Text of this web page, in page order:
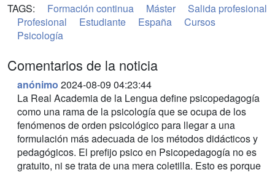
TAGS: Formación continua Máster
Salida profesional
Profesional
Estudiante España
Cursos
Psicología
Comentarios de la noticia
anónimo 2024-08-09 04:23:44
La Real Academia de la Lengua define psicopedagogía
como una rama de la psicología que se ocupa de los
fenómenos de orden psicológico para llegar a una
formulación más adecuada de los métodos didácticos y
pedagógicos. El prefijo psico en Psicopedagogía no es
gratuito, ni se trata de una mera coletilla. Esto es porque